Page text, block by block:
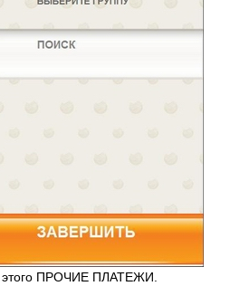
ПРОЧИЕ ПЛАТЕЖИ.